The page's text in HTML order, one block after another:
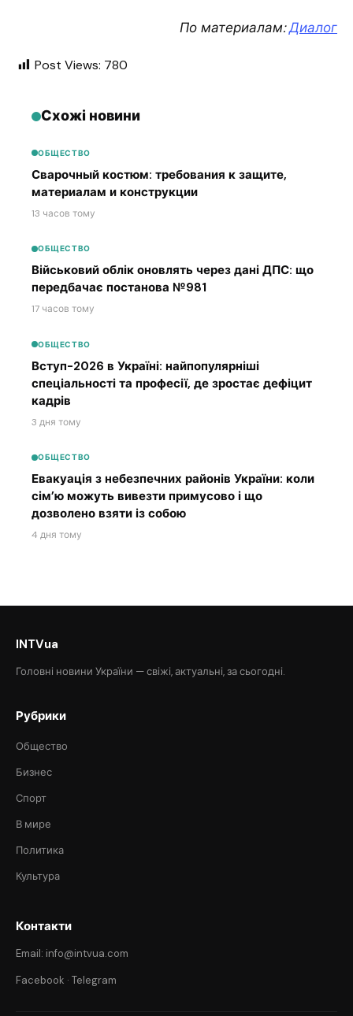
По материалам:Диалог
Post Views: 780
Схожі новини
ОБЩЕСТВО
Сварочный костюм: требования к защите,
материалам и конструкции
13 часов тому
ОБЩЕСТВО
Військовий облік оновлять через дані ДПС: що
передбачає постанова №981
17 часов тому
ОБЩЕСТВО
Вступ-2026 в Україні: найпопулярніші
спеціальності та професії, де зростає дефіцит
кадрів
3 дня тому
ОБЩЕСТВО
Евакуація з небезпечних районів України: коли
сім’ю можуть вивезти примусово і що
дозволено взяти із собою
4 дня тому
INTVua
Головні новини України — свіжі, актуальні, за сьогодні.
Рубрики
Общество
Бизнес
Спорт
В мире
Политика
Культура
Контакти
Email: info@intvua.com
Facebook · Telegram